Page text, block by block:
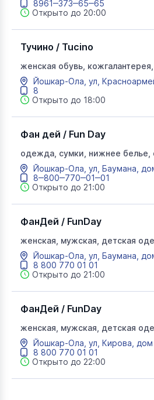
8961‒373‒65‒65
Открыто до 20:00
Тучино / Tucino
женская обувь,
шуз
Йошкар-Ола, ул,
8
Открыто до 18:00
Фан дей / Fun Day
одежда, сумки, нижнее белье,
Йошкар-Ола, ул, Баумана,
8‒800‒770‒01‒01
Открыто до 21:00
ФанДей / FunDay
женская, мужская, детская
Йошкар-Ола, ул, Баумана,
8 800 770 01 01
Открыто до 21:00
ФанДей / FunDay
женская, мужская, детская
Йошкар-Ола, ул, Кирова, дом
8 800 770 01 01
Открыто до 22:00